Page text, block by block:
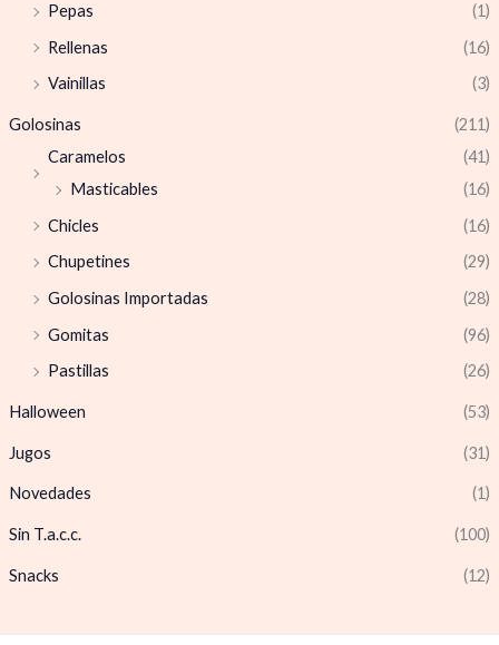
Pepas
(1)
Rellenas
(16)
Vainillas
(3)
Golosinas
(211)
Caramelos
(41)
Masticables
(16)
Chicles
(16)
Chupetines
(29)
Golosinas Importadas
(28)
Gomitas
(96)
Pastillas
(26)
Halloween (53)
Jugos (31)
Novedades (1)
Sin T.a.c.c. (100)
Snacks (12)